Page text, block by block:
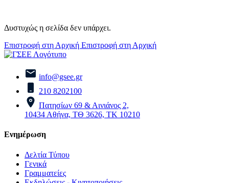
Δυστυχώς η σελίδα δεν υπάρχει.
Επιστροφή στη Αρχική Επιστροφή στη Αρχική
info@gsee.gr
210 8202100
Πατησίων 69 & Αινιάνος 2,
10434 Αθήνα, ΤΘ 3626, ΤΚ 10210
Ενημέρωση
Δελτία Τύπου
Γενικά
Γραμματείες